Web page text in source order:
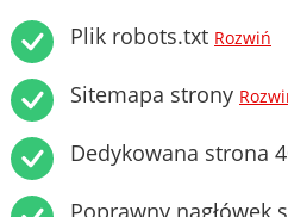
Plik robots.txt Rozwiń
Sitemapa strony
Dedykowana strona